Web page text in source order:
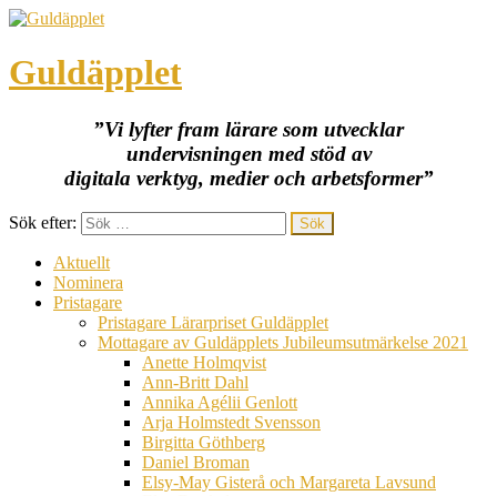
Guldäpplet
”Vi lyfter fram lärare som utvecklar
undervisningen med stöd av
digitala verktyg, medier och arbetsformer”
Sök efter:
Aktuellt
Nominera
Pristagare
Pristagare Lärarpriset Guldäpplet
Mottagare av Guldäpplets Jubileumsutmärkelse 2021
Anette Holmqvist
Ann-Britt Dahl
Annika Agélii Genlott
Arja Holmstedt Svensson
Birgitta Göthberg
Daniel Broman
Elsy-May Gisterå och Margareta Lavsund